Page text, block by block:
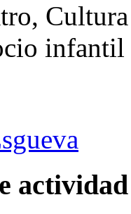
infantil
actividad